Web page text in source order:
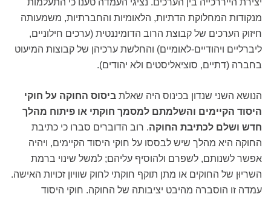
יצירת הייררכייה בין הערכים. נציגי העמדה טענו כי התעלמות
מנקודות המחלוקת הדתיות, הלאומיות והחברתיות, משמעותה
חיזוק הערכים של קבוצת הרוב הדומיננטית (ערכים חילוניים,
ליברליים ויהודיים-לאומיים) והחלשת ערכיהן של קבוצות המיעוט
בחברה (דתיים, סוציאליסטים ולא יהודים).
הנושא השני שנדון בכינוס היה שאלת ביסוס החוקה על חוקי
היסוד הקיימים והשלמתם למסמך חוקתי או פיתוח מהלך
חדש ושלם לכתיבת החוקה. רוב הדוברים סברו כי כתיבת
החוקה היא מהלך שיש לבססו על חוקי היסוד הקיימים, ויהיה
אפשר לשנותם, לשפרם ולהוסיף עליהם; למשל שינוי ברמת
השריוּן של החוקים או מתן תוקף חוקתי לחוק שוויון זכויות האישה.
עמדה זו הוסברה מהיבט יציבותה של החוקה. חוקי היסוד